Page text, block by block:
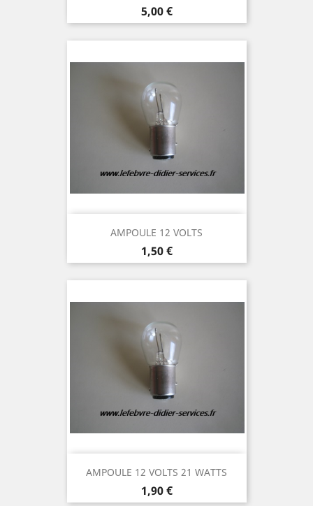
Prix
5,00 €
AMPOULE 12 VOLTS
Prix
1,50 €
AMPOULE 12 VOLTS 21 WATTS
Prix
1,90 €